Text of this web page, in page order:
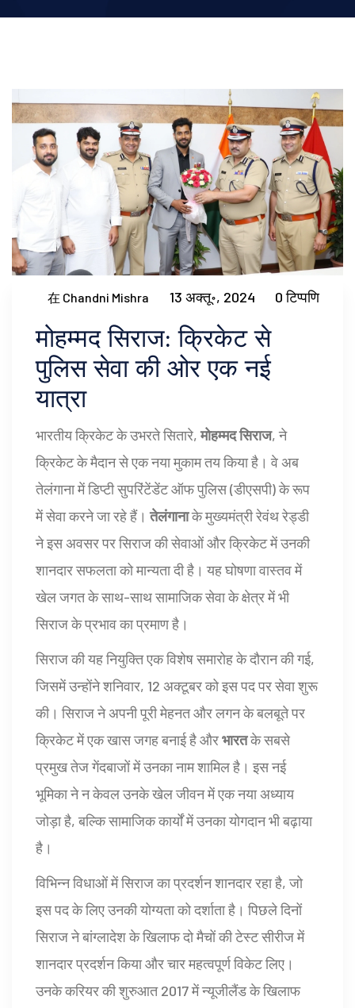
在 Chandni Mishra 13 अक्तू॰, 2024 0 टिप्पणि
मोहम्मद सिराज: क्रिकेट से
पुलिस सेवा की ओर एक नई
यात्रा
भारतीय क्रिकेट के उभरते सितारे,मोहम्मद सिराज, ने
क्रिकेट के मैदान से एक नया मुकाम तय किया है। वे अब
तेलंगाना में डिप्टी सुपरिंटेंडेंट ऑफ पुलिस (डीएसपी) के रूप
में सेवा करने जा रहे हैं।तेलंगानाके मुख्यमंत्री रेवंथ रेड्डी
ने इस अवसर पर सिराज की सेवाओं और क्रिकेट में उनकी
शानदार सफलता को मान्यता दी है। यह घोषणा वास्तव में
खेल जगत के साथ-साथ सामाजिक सेवा के क्षेत्र में भी
सिराज के प्रभाव का प्रमाण है।
सिराज की यह नियुक्ति एक विशेष समारोह के दौरान की गई,
जिसमें उन्होंने शनिवार, 12 अक्टूबर को इस पद पर सेवा शुरू
की। सिराज ने अपनी पूरी मेहनत और लगन के बलबूते पर
क्रिकेट में एक खास जगह बनाई है औरभारतके सबसे
प्रमुख तेज गेंदबाजों में उनका नाम शामिल है। इस नई
भूमिका ने न केवल उनके खेल जीवन में एक नया अध्याय
जोड़ा है, बल्कि सामाजिक कार्यों में उनका योगदान भी बढ़ाया
है।
विभिन्न विधाओं में सिराज का प्रदर्शन शानदार रहा है, जो
इस पद के लिए उनकी योग्यता को दर्शाता है। पिछले दिनों
सिराज ने बांग्लादेश के खिलाफ दो मैचों की टेस्ट सीरीज में
शानदार प्रदर्शन किया और चार महत्वपूर्ण विकेट लिए।
उनके करियर की शुरुआत 2017 में न्यूजीलैंड के खिलाफ